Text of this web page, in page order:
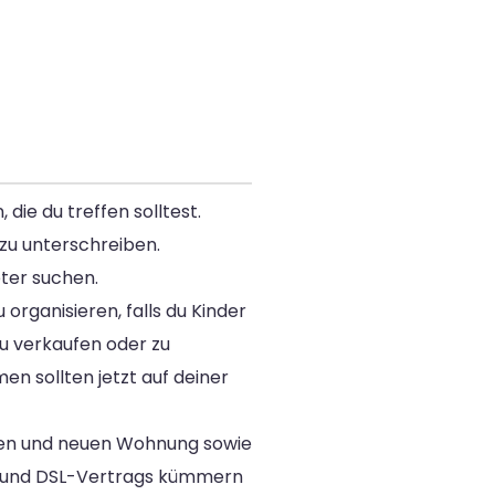
die du treffen solltest.
unterschreiben.
suchen.
falls du Kinder
verkaufen oder zu
sollten jetzt auf deiner
und neuen Wohnung sowie
DSL-Vertrags kümmern